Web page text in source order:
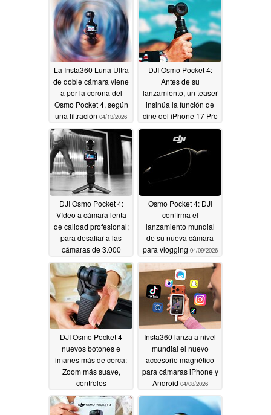
La Insta360 Luna Ultra
de doble cámara viene
a por la corona del
Osmo Pocket 4, según
una filtración 04/13/2026
DJI Osmo Pocket 4:
Antes de su
lanzamiento, un teaser
insinúa la función de
cine del iPhone 17 Pro
04/11/2026
DJI Osmo Pocket 4:
Vídeo a cámara lenta
de calidad profesional;
para desafiar a las
cámaras de 3.000
dólares04/10/2026
Osmo Pocket 4: DJI
confirma el
lanzamiento mundial
de su nueva cámara
para vlogging 04/09/2026
DJI Osmo Pocket 4
nuevos botones e
imanes más de cerca:
Zoom más suave,
controles
personalizados
04/09/2026
Insta360 lanza a nivel
mundial el nuevo
accesorio magnético
para cámaras iPhone y
Android 04/08/2026